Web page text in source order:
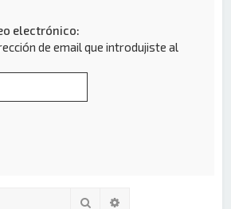
electrónico:
de email que introdujiste al
Buscar